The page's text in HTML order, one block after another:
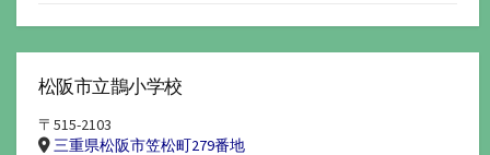
松阪市立鵲小学校
〒515-2103
三重県松阪市笠松町279番地